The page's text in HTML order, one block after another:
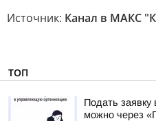
Источник: Канал в МАКС
ТОП
Подать
можно через